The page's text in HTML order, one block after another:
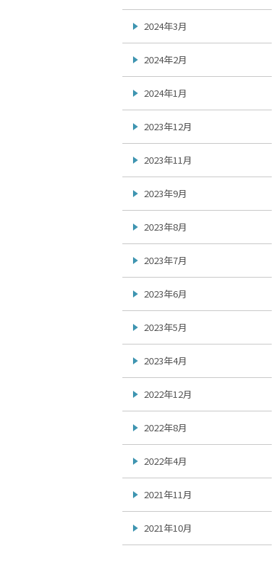
2024年3月
2024年2月
2024年1月
2023年12月
2023年11月
2023年9月
2023年8月
2023年7月
2023年6月
2023年5月
2023年4月
2022年12月
2022年8月
2022年4月
2021年11月
2021年10月